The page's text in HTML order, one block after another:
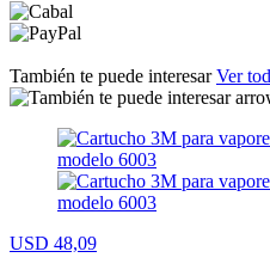
También te puede interesarVer
USD 48,09